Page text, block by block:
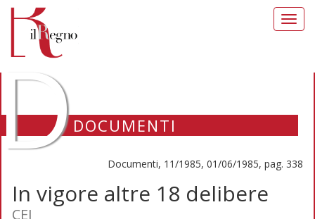
DOCUMENTI
Documenti, 11/1985, 01/06/1985, pag. 338
In vigore altre 18 delibere
CEI